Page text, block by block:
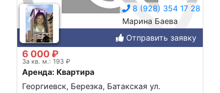
8 (928) 354 17 28
Марина Баева
Отправить заявку
6 000 ₽
За кв. м.: 193 ₽
Аренда: Квартира
Георгиевск, Березка, Батакская ул.